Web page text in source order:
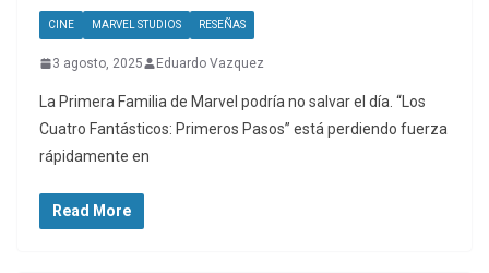
CINE MARVEL STUDIOS RESEÑAS
3 agosto, 2025 Eduardo Vazquez
La Primera Familia de Marvel podría no salvar el día. “Los
Cuatro Fantásticos: Primeros Pasos” está perdiendo fuerza
rápidamente en
Read More